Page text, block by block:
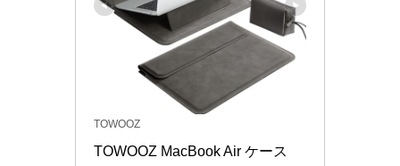
TOWOOZ
TOWOOZ MacBook Air ケース